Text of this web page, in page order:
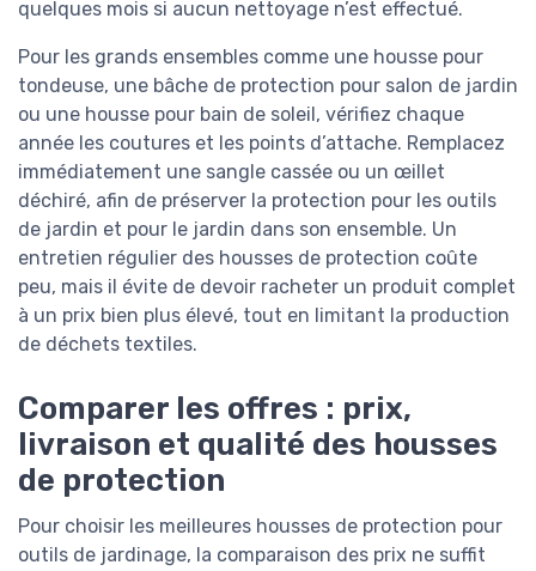
quelques mois si aucun nettoyage n’est effectué.
Pour les grands ensembles comme une housse pour
tondeuse, une bâche de protection pour salon de jardin
ou une housse pour bain de soleil, vérifiez chaque
année les coutures et les points d’attache. Remplacez
immédiatement une sangle cassée ou un œillet
déchiré, afin de préserver la protection pour les outils
de jardin et pour le jardin dans son ensemble. Un
entretien régulier des housses de protection coûte
peu, mais il évite de devoir racheter un produit complet
à un prix bien plus élevé, tout en limitant la production
de déchets textiles.
Comparer les offres : prix,
livraison et qualité des housses
de protection
Pour choisir les meilleures housses de protection pour
outils de jardinage, la comparaison des prix ne suffit